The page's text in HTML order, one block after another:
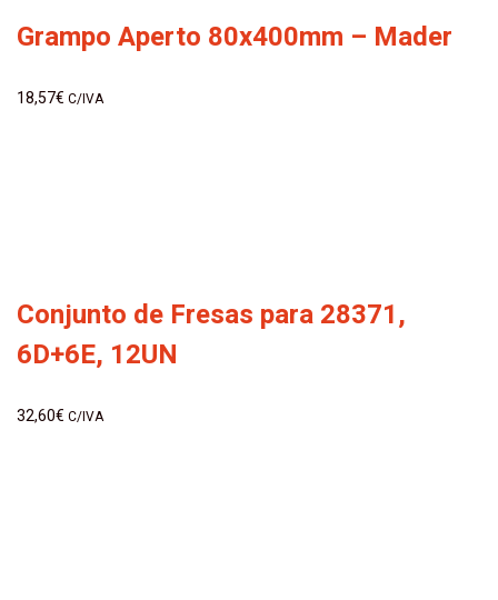
Grampo Aperto 80x400mm – Mader
18,57€ C/IVA
Conjunto de Fresas para 28371,
6D+6E, 12UN
32,60€ C/IVA